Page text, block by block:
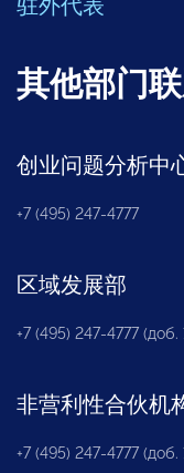
其他部门
创业问题分析中
+7 (495) 247-4777
区域发展部
+7 (495) 247-4777 (доб.
非营利性合伙机
+7 (495) 247-4777 (доб.